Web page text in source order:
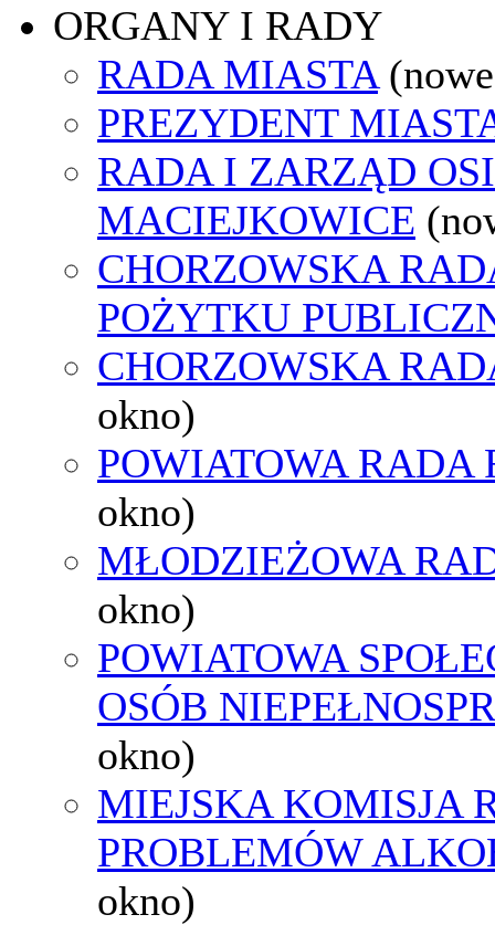
ORGANY I RADY
RADA MIASTA
PREZYDENT
RADA I ZARZĄD
MACIEJKOWICE
CHORZOWSKA
POŻYTKU
CHORZOWSKA
okno)
POWIATOWA RADA
okno)
MŁODZIEŻOWA
okno)
POWIATOWA
OSÓB
okno)
MIEJSKA KOMISJA
PROBLEMÓW
okno)